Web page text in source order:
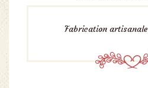
Fabrication